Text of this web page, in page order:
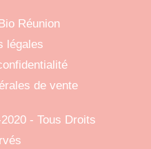
Réunion
légales
de vente
- Tous Droits